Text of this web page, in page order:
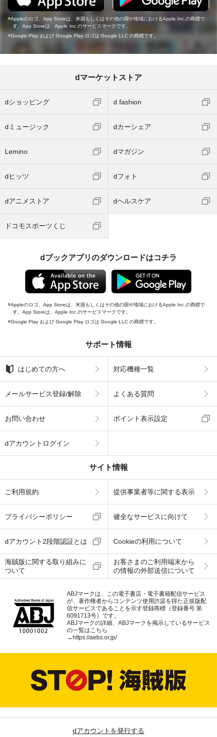
Appleのロゴ、App Storeは、米国もしくはその他の国や地域におけるApple Inc.の商標で
す。App Storeは、Apple Inc.のサービスマークです。
Google Play および Google Play ロゴは Google LLC の商標です。
dマーケットストア
dショッピング d fashion
dミュージック dカーシェア
Lemino dマガジン
dヒッツ dフォト
dアニメストア dヘルスケア
ドコモスポーツくじ
dブックアプリのダウンロードはコチラ
Appleのロゴ、App Storeは、米国もしくはその他の国や地域におけるApple Inc.の商標で
す。App Storeは、Apple Inc.のサービスマークです。
Google Play および Google Play ロゴは Google LLC の商標です。
サポート情報
はじめての方へ 対応機種一覧
メールサービス登録/解除 よくある質問
お問い合わせ ポイント表示設定
dアカウントログイン
サイト情報
ご利用規約 提供事業者等に関する表示
プライバシーポリシー 健全なサービスに向けて
dアカウント2段階認証とは Cookieの利用について
海賊版に関する取り組みに
ついて
お客さまのご利用端末から
の情報の外部送信について
ABJマークは、この電子書店・電子書籍配信サービス
が、著作権者からコンテンツ使用許諾を得た正規版配
信サービスであることを示す登録商標（登録番号 第
6091713号）です。
ABJマークの詳細、ABJマークを掲示しているサービス
の一覧はこちら
→ https://aebs.or.jp/
dアカウントを発行する